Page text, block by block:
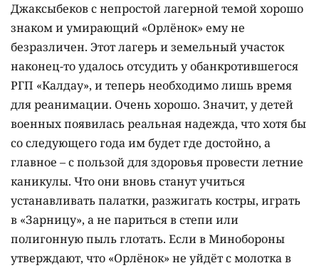
Джаксыбеков с непростой лагерной темой хорошо
знаком и умирающий «Орлёнок» ему не
безразличен. Этот лагерь и земельный участок
наконец-то удалось отсудить у обанкротившегося
РГП «Калдау», и теперь необходимо лишь время
для реанимации. Очень хорошо. Значит, у детей
военных появилась реальная надежда, что хотя бы
со следующего года им будет где достойно, а
главное – с пользой для здоровья провести летние
каникулы. Что они вновь станут учиться
устанавливать палатки, разжигать костры, играть
в «Зарницу», а не париться в степи или
полигонную пыль глотать. Если в Минобороны
утверждают, что «Орлёнок» не уйдёт с молотка в